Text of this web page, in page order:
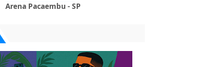
Arena Pacaembu - SP